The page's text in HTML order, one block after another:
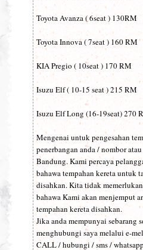
Toyota Avanza ( 6seat ) 130RM
Toyota Innova ( 7seat ) 160 RM
KIA Pregio ( 10seat ) 170 RM
Isuzu Elf ( 10-15 seat ) 215 RM
Isuzu Elf Long (16-19seat) 270
Mengenai untuk pengesahan
penerbangan anda / nombor
Bandung. Kami percaya
bahawa tempahan kereta untuk
disahkan. Kita tidak
bahawa Kami akan menjemput
tempahan kereta disahkan.
Jika anda mempunyai sebarang
menghubungi saya melalui e-
CALL / hubungi / sms /